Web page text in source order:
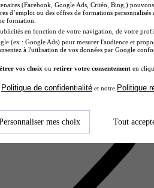
(Facebook, Google Ads, Critéo, Bing,)
d’emploi ou des offres de formations
formation.
en fonction de votre navigation, de votre
(ex : Google Ads) pour mesurer l'audience et
à l'utilisation de vos données par Google
vos choix ou retirer votre consentement en
Politique de confidentialité et notre Politique
mes choix Tout